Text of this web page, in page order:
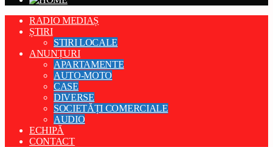
RADIO MEDIAȘ
ȘTIRI
STIRI LOCALE
ANUNȚURI
APARTAMENTE
AUTO-MOTO
CASE
DIVERSE
SOCIETĂȚI COMERCIALE
AUDIO
ECHIPĂ
CONTACT